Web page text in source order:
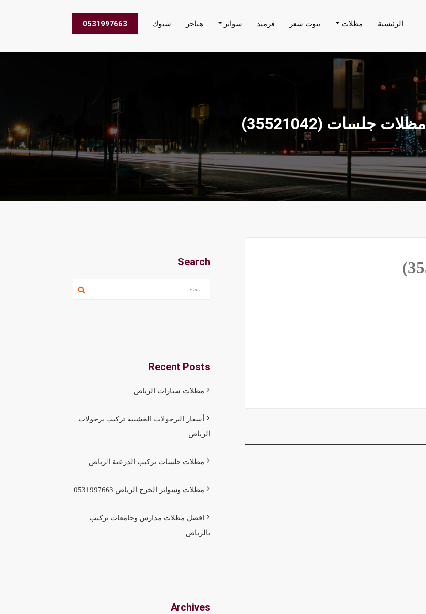
اعمال المظلات والسواتر والهناجر وغيرها من الاعمال في جميع مناطق المملكة العربية السعودية
الرئيسية مظلات بيوت شعر قرميد سواتر هناجر شبوك 0531997663
مظلات جلسات ‫(35521042)‬ ‫‬
Search
Recent Posts
مظلات سيارات الرياض
أسعار البرجولات الخشبية تركيب برجولات
الرياض
مظلات جلسات تركيب الدرعية الرياض
مظلات وسواتر الخرج الرياض 0531997663
افضل مظلات مدارس وجامعات تركيب
بالرياض
Archives